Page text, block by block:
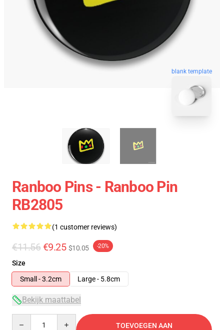
blank template
Ranboo Pins - Ranboo Pin
RB2805
(1 customer reviews)
€11.56 €9.25 $10.05 -20%
Size
Small - 3.2cm
Large - 5.8cm
Bekijk maattabel
TOEVOEGEN AAN